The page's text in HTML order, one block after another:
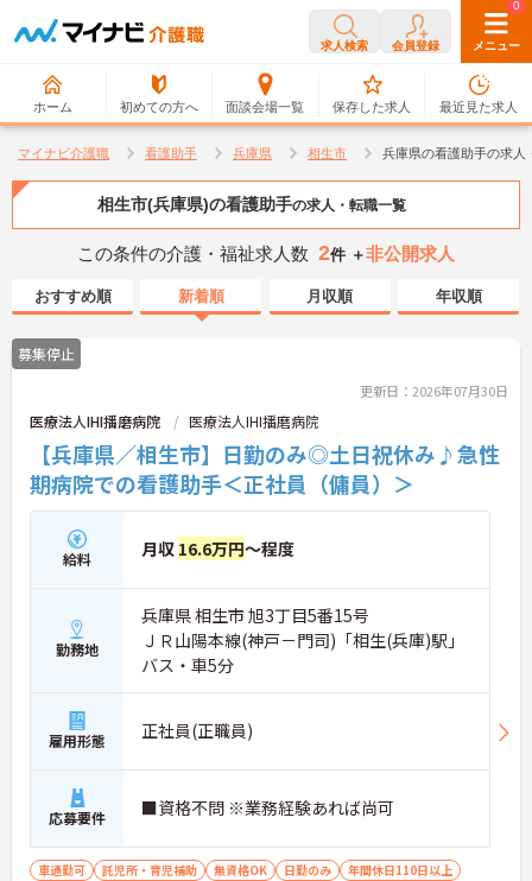
求人検索 会員登録 メニュー
ホーム 初めての方へ 面談会場一覧
0
保存した求人
0
最近見た求人
マイナビ介護職 看護助手 兵庫県 相生市 兵庫県の看護助手の求人
相生市(兵庫県)の看護助手の求人・転職一覧
この条件の介護・福祉求人数 2件 ＋非公開求人
おすすめ順 新着順 月収順 年収順
募集停止
更新日：2026年07月30日
医療法人IHI播磨病院 医療法人IHI播磨病院
【兵庫県／相生市】日勤のみ◎土日祝休み♪急性
期病院での看護助手＜正社員（傭員）＞
給料 月収 16.6万円～程度
勤務地
兵庫県 相生市 旭3丁目5番15号
ＪＲ山陽本線(神戸－門司)「相生(兵庫)駅」
バス・車5分
雇用形態 正社員(正職員)
応募要件 ■資格不問 ※業務経験あれば尚可
車通勤可 託児所・育児補助 無資格OK 日勤のみ
年間休日110日以上